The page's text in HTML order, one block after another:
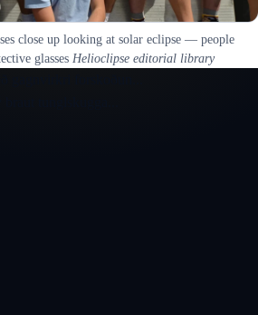
close up looking at solar eclipse — people
glasses Helioclipse editorial library